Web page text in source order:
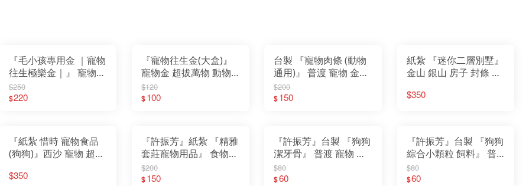
『毛小孩專用金 ｜寵物
往生極樂金｜』 寵物
超拔萬物 動物往生 金
紙
$250
$220
『寵物往生金(大盒)』
寵物金 超拔萬物 動物
往生 金紙 紙紮 罐頭 食
物
$120
$100
台製 『寵物肉條 (動物
通用)』 普渡 寵物 金紙
紙紮 狗 貓
$200
$150
紙紮 『迷你二層別墅』
金山 銀山 房子 封條 房
房屋 紙紮屋 紙厝 紙紮
$350
『紙紮 惜時 寵物食品
(狗狗)』西沙 寵物 超拔
紮 罐頭 食物 飼料 寵物
$350
『許振芳』紙紮 『精雅
套莊寵物用品』 食物
狗狗 貓咪 飼料 普渡 寵
物 金紙 紙紮 寵物金 食
$200
$150
『許振芳』台製 『狗狗
潔牙骨』 普渡 寵物 金
紙 紙紮 狗 貓 食物 罐頭
飼料
$80
$60
『許振芳』台製 『狗狗
綜合小顆粒 飼料』 普
渡 寵物 金紙 紙紮 狗 貓
食物 罐頭 飼料 寵物金
$80
$60